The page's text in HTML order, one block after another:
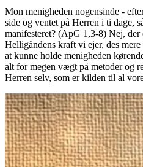
Mon menigheden nogensinde -
side og ventet på Herren i ti dage,
manifesteret? (ApG 1,3-8) Nej,
Helligåndens kraft vi ejer, des
at kunne holde menigheden
alt for megen vægt på metoder og
Herren selv, som er kilden til al